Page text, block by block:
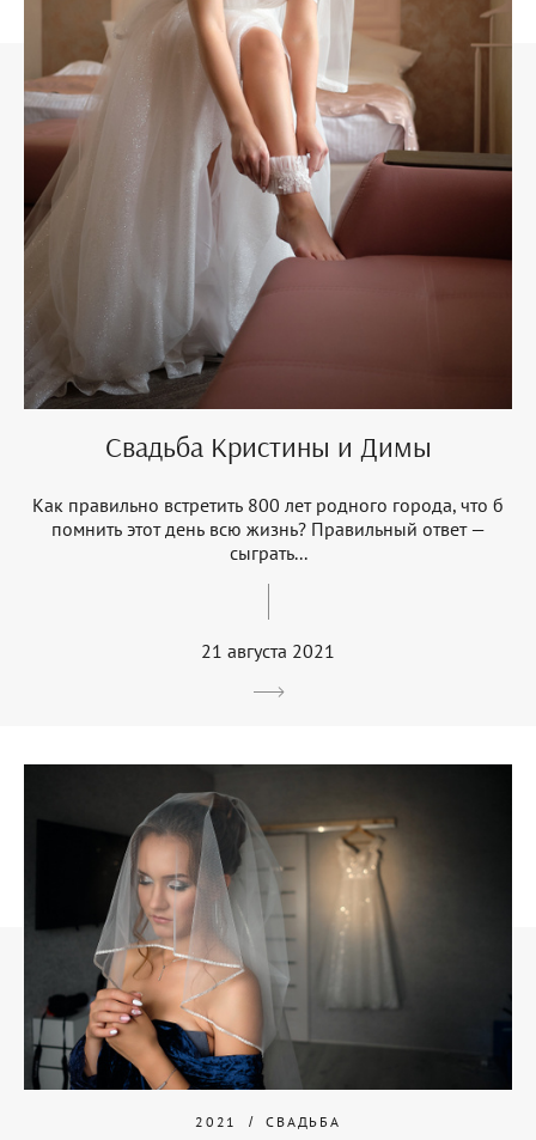
Свадьба Кристины и Димы
Как правильно встретить 800 лет родного города, что б
помнить этот день всю жизнь? Правильный ответ —
сыграть...
21 августа 2021
2021 СВАДЬБА